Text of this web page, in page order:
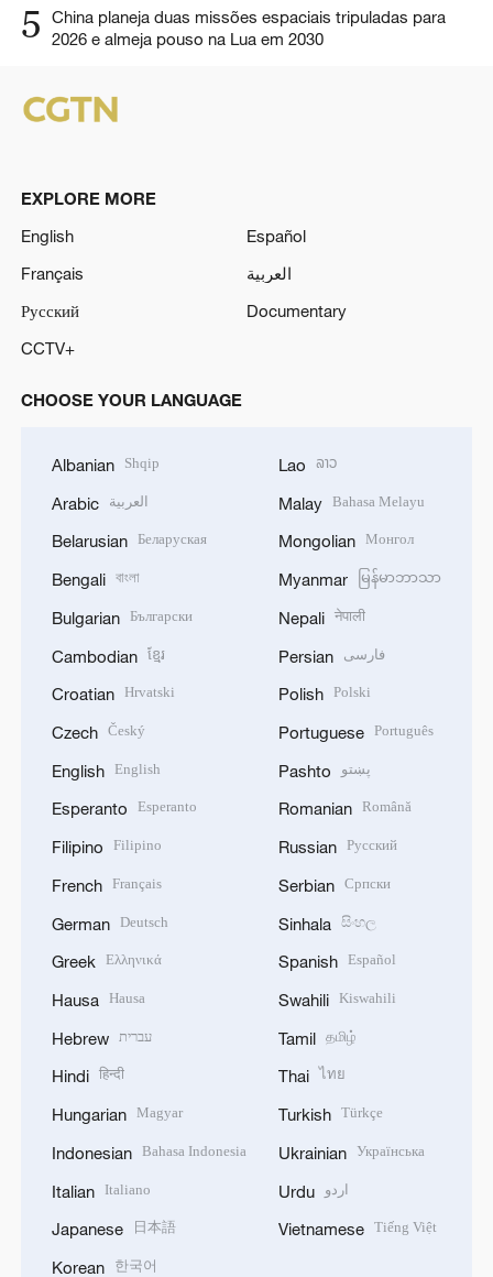
5
China planeja duas missões espaciais tripuladas para
2026 e almeja pouso na Lua em 2030
EXPLORE MORE
English
Español
Français
العربية
Русский
Documentary
CCTV+
CHOOSE YOUR LANGUAGE
Albanian Shqip
Arabic العربية
Belarusian Беларуская
Bengali বাংলা
Bulgarian Български
Cambodian ខ្មែរ
Croatian Hrvatski
Czech Český
English English
Esperanto Esperanto
Filipino Filipino
French Français
German Deutsch
Greek Ελληνικά
Hausa Hausa
Hebrew עברית
Hindi हिन्दी
Hungarian Magyar
Indonesian Bahasa Indonesia
Italian Italiano
Japanese 日本語
Korean 한국어
Lao ລາວ
Malay Bahasa Melayu
Mongolian Монгол
Myanmar မြန်မာဘာသာ
Nepali नेपाली
Persian فارسی
Polish Polski
Portuguese Português
Pashto پښتو
Romanian Română
Russian Русский
Serbian Српски
Sinhala සිංහල
Spanish Español
Swahili Kiswahili
Tamil தமிழ்
Thai ไทย
Turkish Türkçe
Ukrainian Українська
Urdu اردو
Vietnamese Tiếng Việt